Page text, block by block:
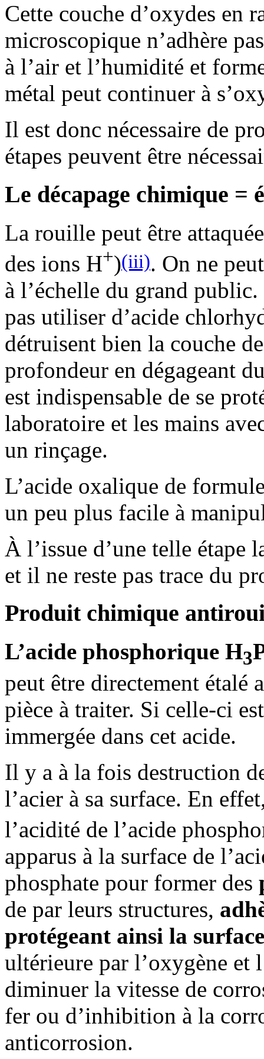
Cette couche d’oxydes en
microscopique n’adhère
à l’air et l’humidité et
métal peut continuer à
Il est donc nécessaire de
étapes peuvent être
Le décapage chimique =
La rouille peut être
des ions H+)(iii). On ne
à l’échelle du grand
pas utiliser d’acide
détruisent bien la couche
profondeur en dégageant
est indispensable de se
laboratoire et les mains
un rinçage.
L’acide oxalique de
un peu plus facile à
À l’issue d’une telle étape
et il ne reste pas trace du
Produit chimique
L’acide phosphorique H3
peut être directement étalé
pièce à traiter. Si celle-ci
immergée dans cet acide.
Il y a à la fois destruction
l’acier à sa surface. En
l’acidité de l’acide
apparus à la surface de
phosphate pour former des
de par leurs structures,
protégeant ainsi la surface
ultérieure par l’oxygène et
diminuer la vitesse de
fer ou d’inhibition à la
anticorrosion.